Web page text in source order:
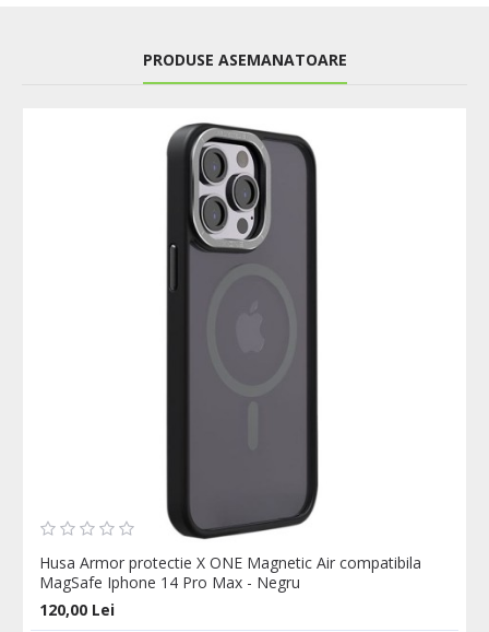
PRODUSE ASEMANATOARE
Husa Armor protectie X ONE Magnetic Air compatibila
MagSafe Iphone 14 Pro Max - Negru
120,00 Lei